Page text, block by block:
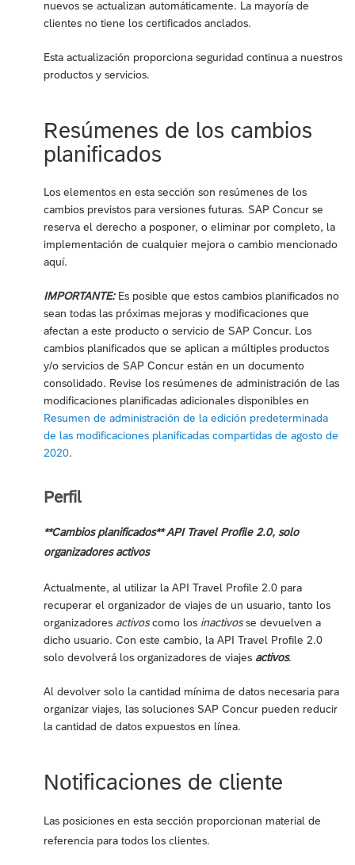
nuevos se actualizan automáticamente. La mayoría de
clientes no tiene los certificados anclados.
Esta actualización proporciona seguridad continua a nuestros
productos y servicios.
Resúmenes de los cambios
planificados
Los elementos en esta sección son resúmenes de los
cambios previstos para versiones futuras. SAP Concur se
reserva el derecho a posponer, o eliminar por completo, la
implementación de cualquier mejora o cambio mencionado
aquí.
IMPORTANTE:Es posible que estos cambios planificados no
sean todas las próximas mejoras y modificaciones que
afectan a este producto o servicio de SAP Concur. Los
cambios planificados que se aplican a múltiples productos
y/o servicios de SAP Concur están en un documento
consolidado. Revise los resúmenes de administración de las
modificaciones planificadas adicionales disponibles en
Resumen de administración de la edición predeterminada
de las modificaciones planificadas compartidas de agosto de
2020.
Perfil
**Cambios planificados** API Travel Profile 2.0, solo
organizadores activos
Actualmente, al utilizar la API Travel Profile 2.0 para
recuperar el organizador de viajes de un usuario, tanto los
organizadores activoscomo los inactivosse devuelven a
dicho usuario. Con este cambio, la API Travel Profile 2.0
solo devolverá los organizadores de viajes activos.
Al devolver solo la cantidad mínima de datos necesaria para
organizar viajes, las soluciones SAP Concur pueden reducir
la cantidad de datos expuestos en línea.
Notificaciones de cliente
Las posiciones en esta sección proporcionan material de
referencia para todos los clientes.